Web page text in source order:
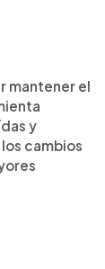
mantener el
y
cambios